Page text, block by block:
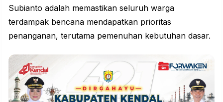
Subianto adalah memastikan seluruh warga
terdampak bencana mendapatkan prioritas
penanganan, terutama pemenuhan kebutuhan dasar.